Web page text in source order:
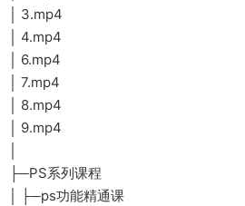
│ 3.mp4
│ 4.mp4
│ 6.mp4
│ 7.mp4
│ 8.mp4
│ 9.mp4
├─PS系列课程
│ ├─ps功能精通课